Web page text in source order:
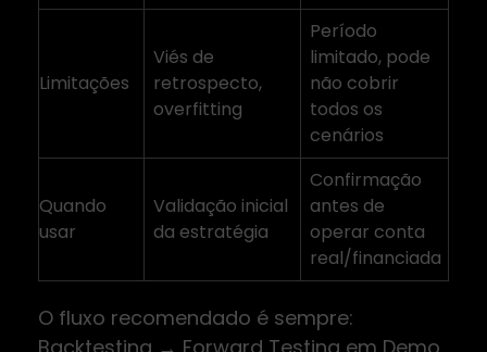
Limitações
Viés de
retrospecto,
overfitting
Período
limitado, pode
não cobrir
todos os
cenários
Quando
usar
Validação inicial
da estratégia
Confirmação
antes de
operar conta
real/financiada
O fluxo recomendado é sempre: